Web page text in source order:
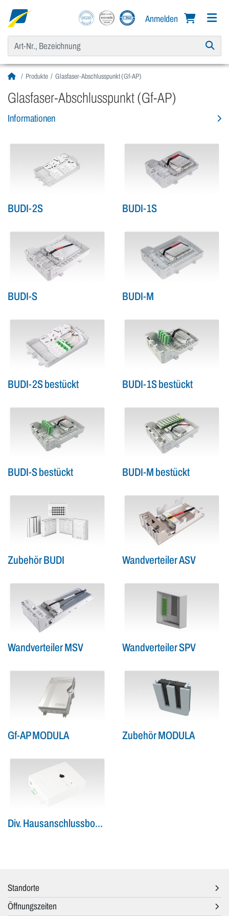
Anmelden
Produkte Glasfaser-Abschlusspunkt (Gf-AP)
Glasfaser-Abschlusspunkt (Gf-AP)
Informationen
BUDI-2S BUDI-1S
BUDI-S BUDI-M
BUDI-2S bestückt BUDI-1S bestückt
BUDI-S bestückt BUDI-M bestückt
Zubehör BUDI Wandverteiler ASV
Wandverteiler MSV Wandverteiler SPV
Gf-AP MODULA Zubehör MODULA
Div. Hausanschlussboxen
Standorte
Öffnungszeiten